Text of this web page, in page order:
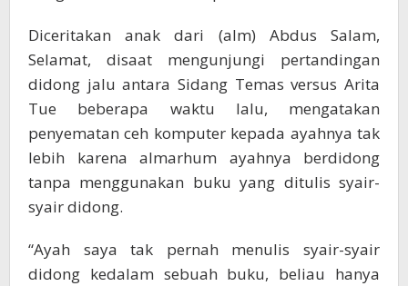
Diceritakan anak dari (alm) Abdus Salam,
Selamat, disaat mengunjungi pertandingan
didong jalu antara Sidang Temas versus Arita
Tue beberapa waktu lalu, mengatakan
penyematan ceh komputer kepada ayahnya tak
lebih karena almarhum ayahnya berdidong
tanpa menggunakan buku yang ditulis syair-
syair didong.
“Ayah saya tak pernah menulis syair-syair
didong kedalam sebuah buku, beliau hanya